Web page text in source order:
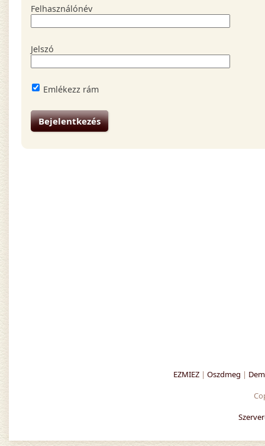
Felhasználónév
Jelszó
Emlékezz rám
EZMIEZ| Oszdmeg |